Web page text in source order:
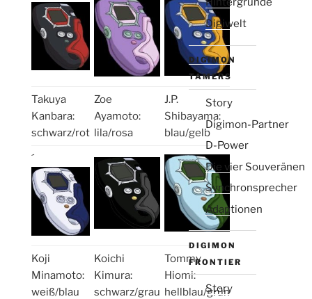
Takuya
Kanbara:
schwarz/rot
Zoe
Ayamoto:
lila/rosa
J.P.
Shibayama:
blau/gelb
´
Koji
Minamoto:
weiß/blau
Koichi
Kimura:
schwarz/grau
Tommy
Hiomi:
hellblau/grün
Digiwelt
DIGIMON
TAMERS
Story
Digimon-Partner
D-Power
Die vier Souveränen
Synchronsprecher
Adaptionen
DIGIMON
FRONTIER
Story